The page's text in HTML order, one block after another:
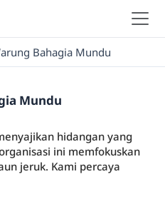
Bahagia Mundu
Mundu
hidangan yang
ini memfokuskan
jeruk. Kami percaya